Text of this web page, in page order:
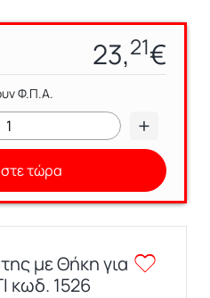
με Θήκη για
κωδ. 1526
23,21€
Φ.Π.Α.
+
τώρα